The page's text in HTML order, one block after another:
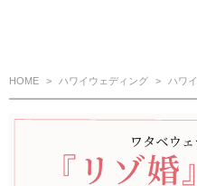
HOME ハワイウェディング ハワ